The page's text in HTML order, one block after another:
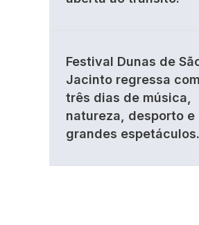
Festival Dunas de
Jacinto regressa com
três dias de música,
natureza, desporto e
grandes espetáculos.